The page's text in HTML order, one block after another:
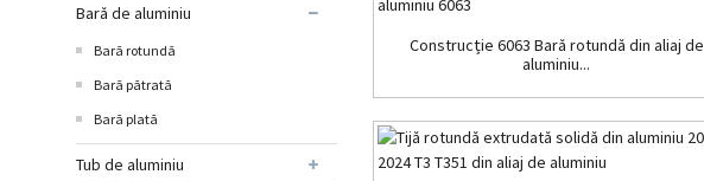
Bară de aluminiu
Bară rotundă
Bară pătrată
Bară plată
Tub de aluminiu
Construcție 6063 Bară rotundă din aliaj de
aluminiu...